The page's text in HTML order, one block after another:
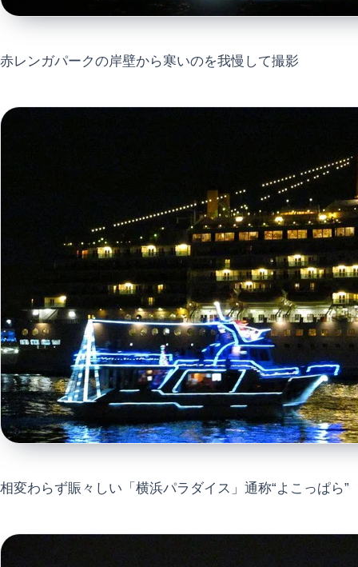
赤レンガパークの岸壁から寒いのを我慢して撮影
相変わらず賑々しい「横浜パラダイス」通称“よこっぱら”